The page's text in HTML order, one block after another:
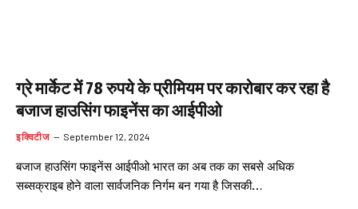
ग्रे मार्केट में 78 रुपये के प्रीमियम पर कारोबार कर रहा है
बजाज हाउसिंग फाइनेंस का आईपीओ
इक्विटीज September 12, 2024
बजाज हाउसिंग फाइनेंस आईपीओ भारत का अब तक का सबसे अधिक
सब्सक्राइब होने वाला सार्वजनिक निर्गम बन गया है जिसकी…